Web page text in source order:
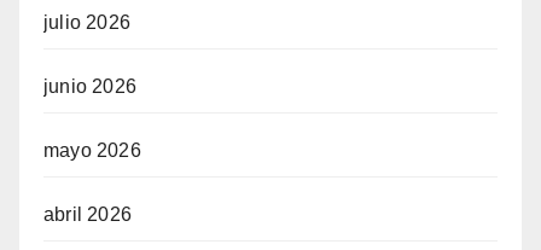
julio 2026
junio 2026
mayo 2026
abril 2026